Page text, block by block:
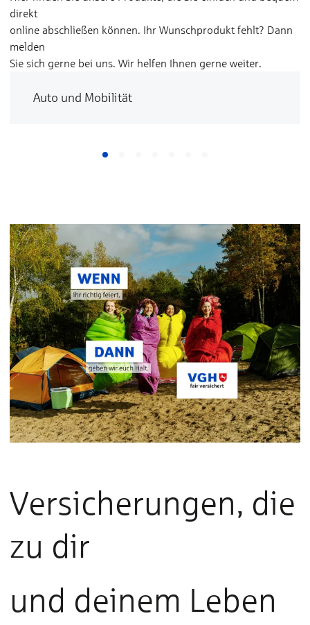
direkt
online abschließen können. Ihr Wunschprodukt fehlt? Dann
melden
Sie sich gerne bei uns. Wir helfen Ihnen gerne weiter.
Auto und Mobilität
Versicherungen, die
zu dir
und deinem Leben